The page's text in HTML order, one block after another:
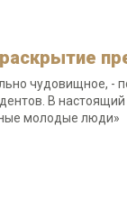
чудовищное, -
В
молодые люди»